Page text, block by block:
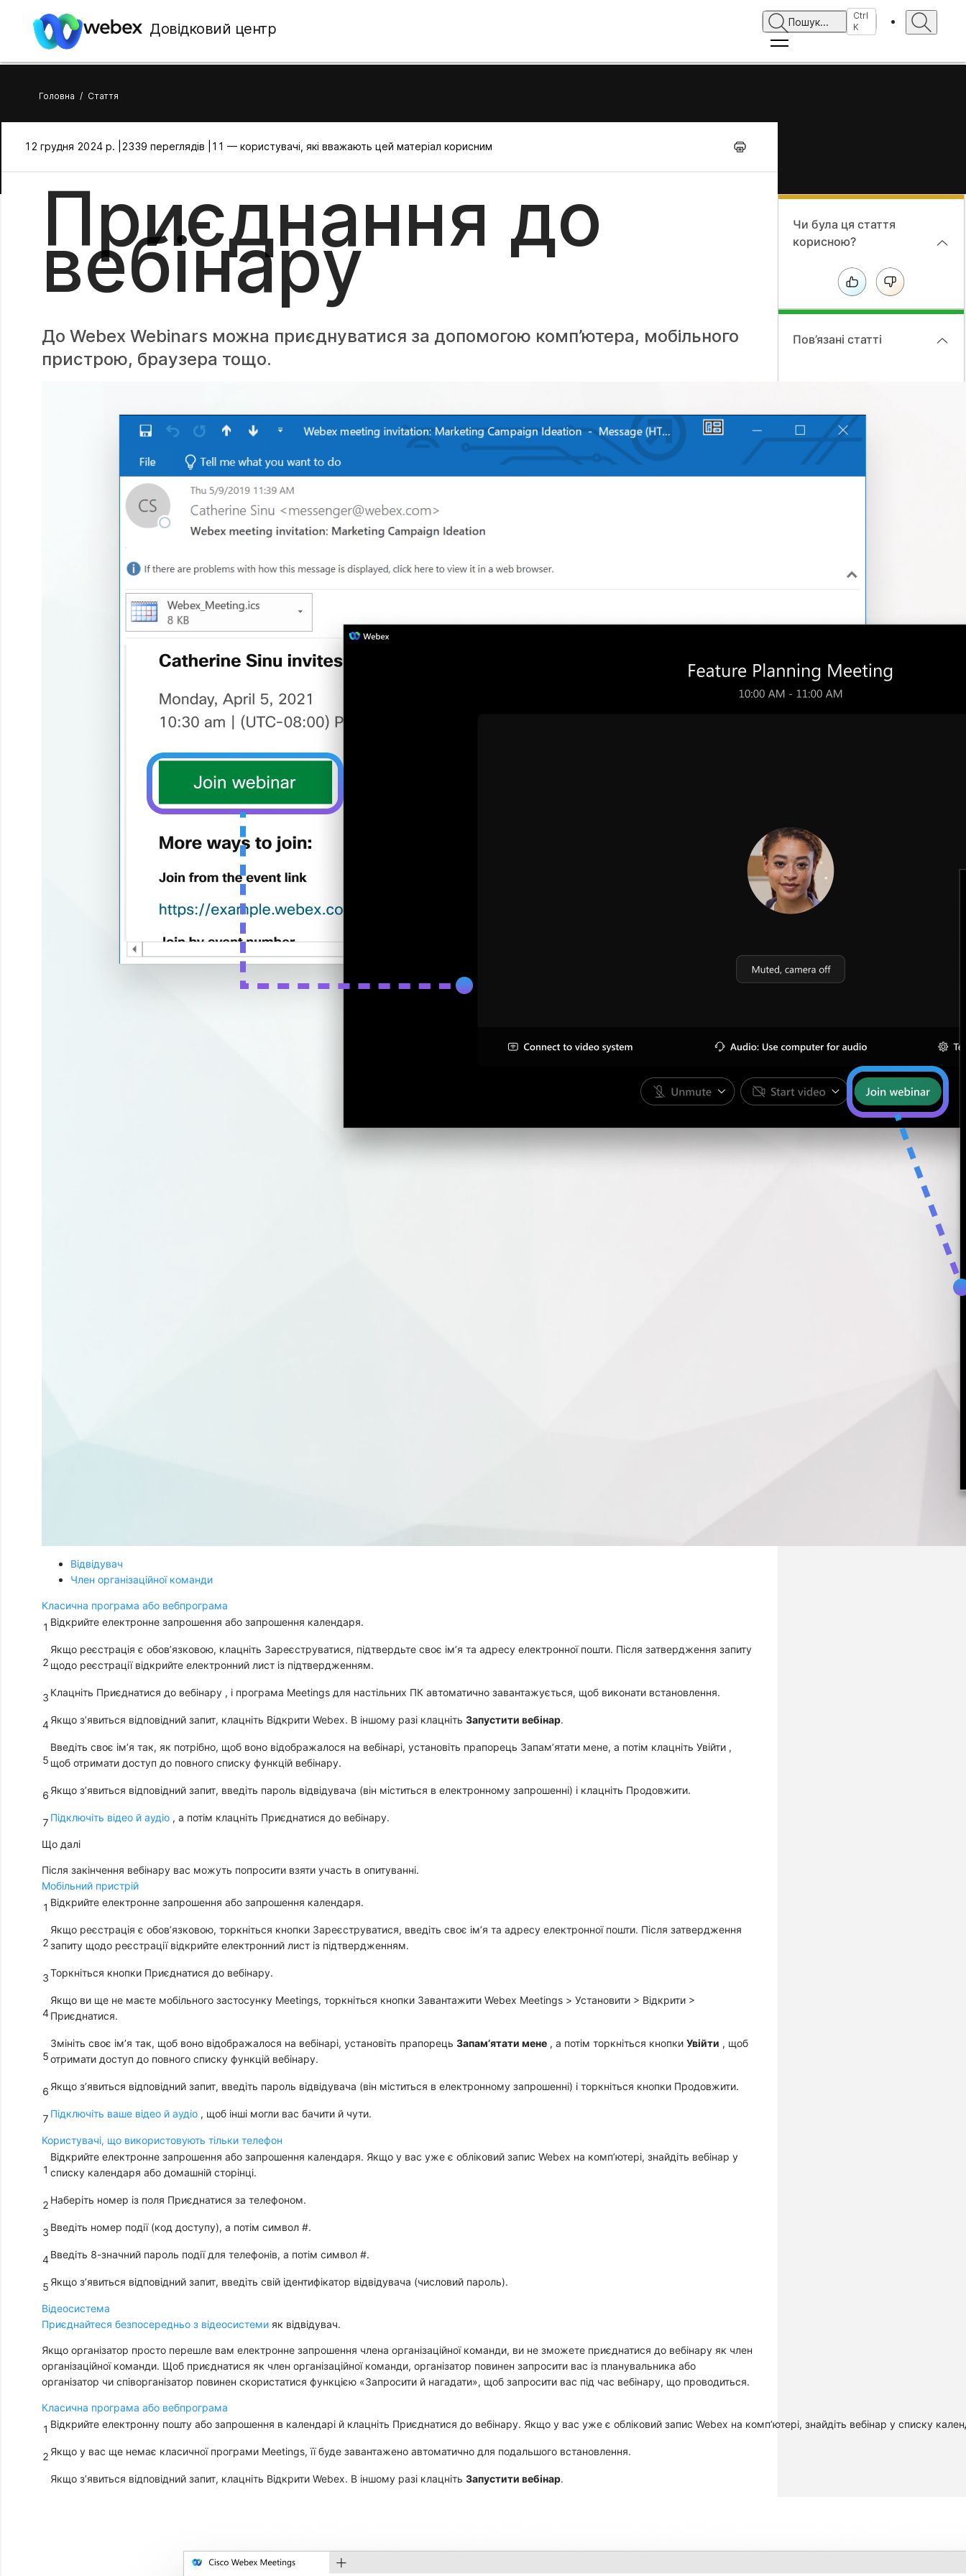
Довідковий центр Пошук...
Ctrl
K
Головна / Стаття
12 грудня 2024 р. | 2339 переглядів | 11 — користувачі, які вважають цей матеріал корисним
Приєднання до
вебінару
До Webex Webinars можна приєднуватися за допомогою комп’ютера, мобільного
пристрою, браузера тощо.
Відвідувач
Член організаційної команди
Класична програма або вебпрограма
1 Відкрийте електронне запрошення або запрошення календаря.
2
Якщо реєстрація є обов’язковою, клацніть Зареєструватися, підтвердьте своє ім’я та адресу електронної пошти. Після затвердження запиту
щодо реєстрації відкрийте електронний лист із підтвердженням.
3 Клацніть Приєднатися до вебінару , і програма Meetings для настільних ПК автоматично завантажується, щоб виконати встановлення.
4Якщо з’явиться відповідний запит, клацніть Відкрити Webex. В іншому разі клацніть Запустити вебінар.
5
Введіть своє ім’я так, як потрібно, щоб воно відображалося на вебінарі, установіть прапорець Запам’ятати мене, а потім клацніть Увійти ,
щоб отримати доступ до повного списку функцій вебінару.
6 Якщо з’явиться відповідний запит, введіть пароль відвідувача (він міститься в електронному запрошенні) і клацніть Продовжити.
7 Підключіть відео й аудіо , а потім клацніть Приєднатися до вебінару.
Що далі
Після закінчення вебінару вас можуть попросити взяти участь в опитуванні.
Мобільний пристрій
1 Відкрийте електронне запрошення або запрошення календаря.
2
Якщо реєстрація є обов’язковою, торкніться кнопки Зареєструватися, введіть своє ім’я та адресу електронної пошти. Після затвердження
запиту щодо реєстрації відкрийте електронний лист із підтвердженням.
3Торкніться кнопки Приєднатися до вебінару.
4
Якщо ви ще не маєте мобільного застосунку Meetings, торкніться кнопки Завантажити Webex Meetings > Установити > Відкрити >
Приєднатися.
5
Змініть своє ім’я так, щоб воно відображалося на вебінарі, установіть прапорець Запам’ятати мене , а потім торкніться кнопки Увійти , щоб
отримати доступ до повного списку функцій вебінару.
6 Якщо з’явиться відповідний запит, введіть пароль відвідувача (він міститься в електронному запрошенні) і торкніться кнопки Продовжити.
7 Підключіть ваше відео й аудіо , щоб інші могли вас бачити й чути.
Користувачі, що використовують тільки телефон
1
Відкрийте електронне запрошення або запрошення календаря. Якщо у вас уже є обліковий запис Webex на комп’ютері, знайдіть вебінар у
списку календаря або домашній сторінці.
2 Наберіть номер із поля Приєднатися за телефоном.
3 Введіть номер події (код доступу), а потім символ #.
4Введіть 8-значний пароль подіїдля телефонів, а потім символ #.
5 Якщо з’явиться відповідний запит, введіть свій ідентифікатор відвідувача (числовий пароль).
Відеосистема
Приєднайтеся безпосередньо з відеосистеми як відвідувач.
Якщо організатор просто перешле вам електронне запрошення члена організаційної команди, ви не зможете приєднатися до вебінару як член
організаційної команди. Щоб приєднатися як член організаційної команди, організатор повинен запросити вас із планувальника або
організатор чи співорганізатор повинен скористатися функцією «Запросити й нагадати», щоб запросити вас під час вебінару, що проводиться.
Класична програма або вебпрограма
1 Відкрийте електронну пошту або запрошення в календарі й клацніть Приєднатися до вебінару. Якщо у вас уже є обліковий запис Webex на комп’ютері, знайдіть вебінар у списку
2 Якщо у вас ще немає класичної програми Meetings, її буде завантажено автоматично для подальшого встановлення.
Якщо з’явиться відповідний запит, клацніть Відкрити Webex. В іншому разі клацніть Запустити вебінар.
Чи була ця стаття
корисною?
Пов’язані статті
Виправлення неполадок із
Webex Meetings